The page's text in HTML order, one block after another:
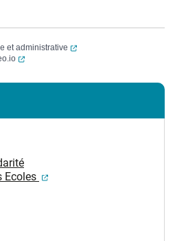
et administrative
(ouverture dans un
(ouverture dans un nouvel onglet)
Ecoles
(ouverture dans un